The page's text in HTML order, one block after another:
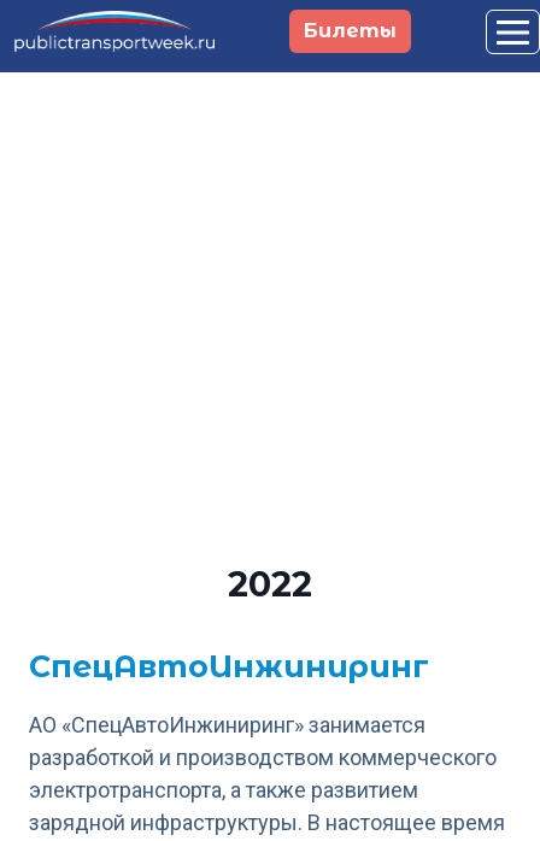
Перейти к основному содержанию
Билеты
2022
СпецАвтоИнжиниринг
АО «СпецАвтоИнжиниринг» занимается
разработкой и производством коммерческого
электротранспорта, а также развитием
зарядной инфраструктуры. В настоящее время